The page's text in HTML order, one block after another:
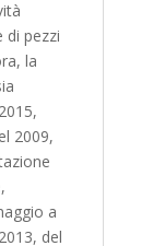
di pezzi
la
2009,
a
del